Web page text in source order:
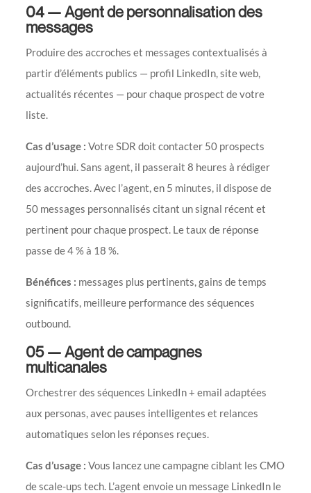
04 — Agent de personnalisation des
messages
Produire des accroches et messages contextualisés à
partir d’éléments publics — profil LinkedIn, site web,
actualités récentes — pour chaque prospect de votre
liste.
Cas d’usage : Votre SDR doit contacter 50 prospects
aujourd’hui. Sans agent, il passerait 8 heures à rédiger
des accroches. Avec l’agent, en 5 minutes, il dispose de
50 messages personnalisés citant un signal récent et
pertinent pour chaque prospect. Le taux de réponse
passe de 4 % à 18 %.
Bénéfices : messages plus pertinents, gains de temps
significatifs, meilleure performance des séquences
outbound.
05 — Agent de campagnes
multicanales
Orchestrer des séquences LinkedIn + email adaptées
aux personas, avec pauses intelligentes et relances
automatiques selon les réponses reçues.
Cas d’usage : Vous lancez une campagne ciblant les CMO
de scale-ups tech. L’agent envoie un message LinkedIn le